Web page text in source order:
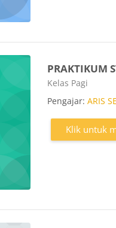
PRAKTIKUM
Kategori kursus
Kelas Pagi
Pengajar:ARIS
Klik untuk